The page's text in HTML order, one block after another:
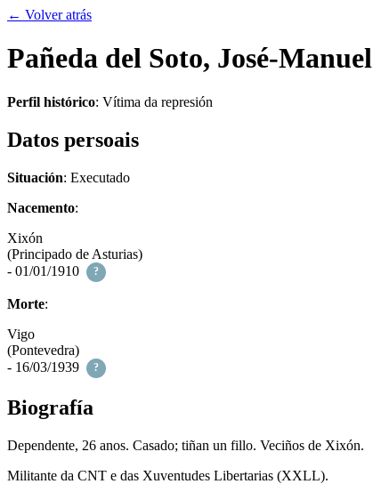
← Volver atrás
Pañeda del Soto, José-Manuel
Perfil histórico: Vítima da represión
Datos persoais
Situación: Executado
Nacemento:
Xixón
(Principado de Asturias)
- 01/01/1910
?
Morte:
Vigo
(Pontevedra)
- 16/03/1939
?
Biografía
Dependente, 26 anos. Casado; tiñan un fillo. Veciños de Xixón.
Militante da CNT e das Xuventudes Libertarias (XXLL).